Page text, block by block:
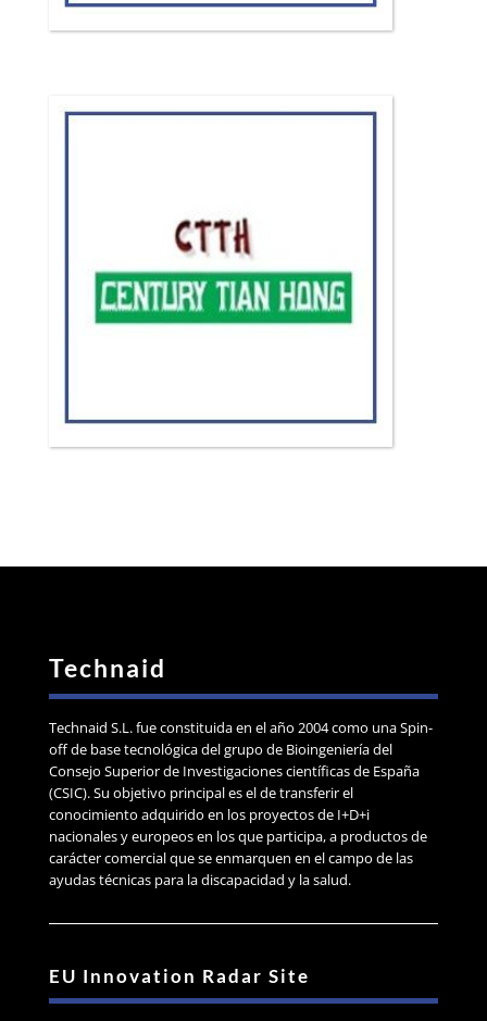
Technaid
Technaid S.L. fue constituida en el año 2004 como una Spin-
off de base tecnológica del grupo de Bioingeniería del
Consejo Superior de Investigaciones científicas de España
(CSIC). Su objetivo principal es el de transferir el
conocimiento adquirido en los proyectos de I+D+i
nacionales y europeos en los que participa, a productos de
carácter comercial que se enmarquen en el campo de las
ayudas técnicas para la discapacidad y la salud.
EU Innovation Radar Site